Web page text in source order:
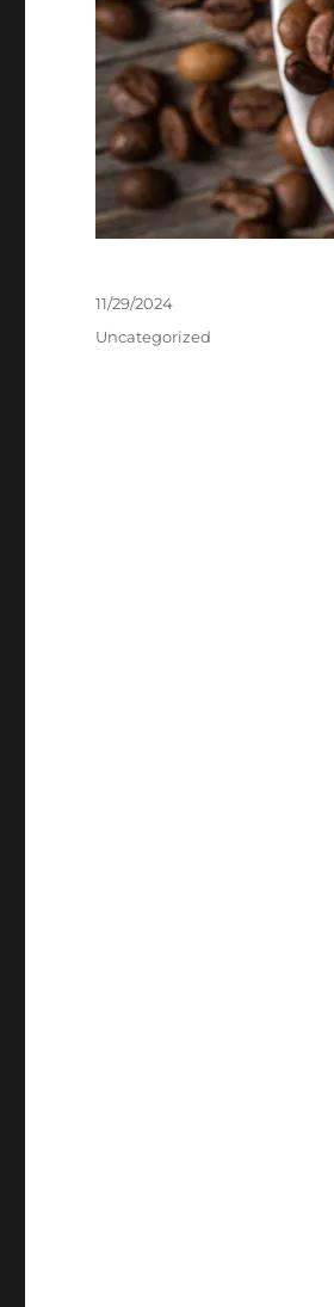
Posted
11/29/2024
Categories
Uncategorized